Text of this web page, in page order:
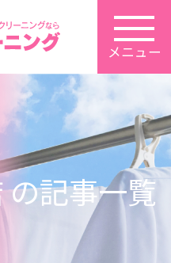
メニュー
記事一覧